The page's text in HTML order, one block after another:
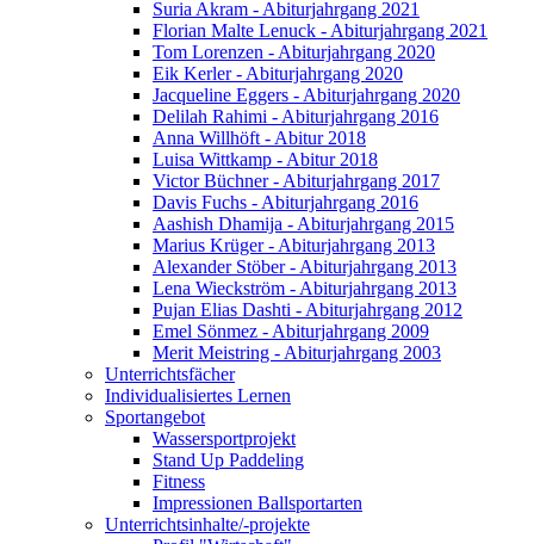
Suria Akram - Abiturjahrgang 2021
Florian Malte Lenuck - Abiturjahrgang 2021
Tom Lorenzen - Abiturjahrgang 2020
Eik Kerler - Abiturjahrgang 2020
Jacqueline Eggers - Abiturjahrgang 2020
Delilah Rahimi - Abiturjahrgang 2016
Anna Willhöft - Abitur 2018
Luisa Wittkamp - Abitur 2018
Victor Büchner - Abiturjahrgang 2017
Davis Fuchs - Abiturjahrgang 2016
Aashish Dhamija - Abiturjahrgang 2015
Marius Krüger - Abiturjahrgang 2013
Alexander Stöber - Abiturjahrgang 2013
Lena Wieckström - Abiturjahrgang 2013
Pujan Elias Dashti - Abiturjahrgang 2012
Emel Sönmez - Abiturjahrgang 2009
Merit Meistring - Abiturjahrgang 2003
Unterrichtsfächer
Individualisiertes Lernen
Sportangebot
Wassersportprojekt
Stand Up Paddeling
Fitness
Impressionen Ballsportarten
Unterrichtsinhalte/-projekte